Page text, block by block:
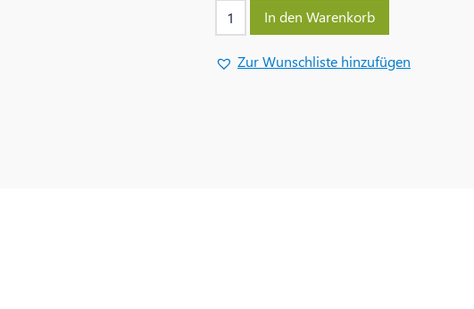
In den Warenkorb
Zur Wunschliste hinzufügen